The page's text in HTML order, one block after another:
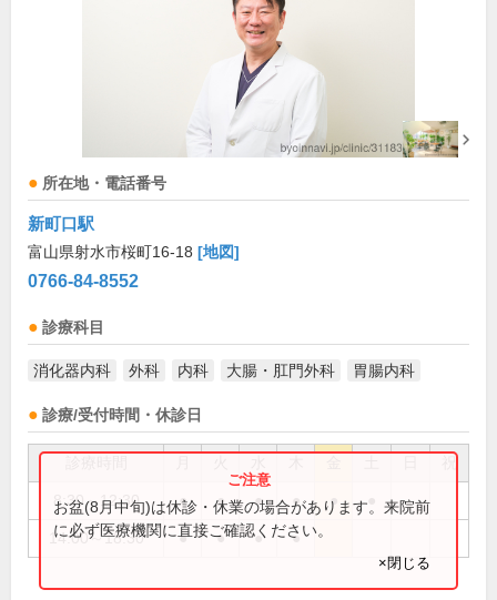
所在地・電話番号
新町口駅
富山県射水市桜町16-18 [地図]
0766-84-8552
診療科目
消化器内科 外科 内科 大腸・肛門外科 胃腸内科
診療/受付時間・休診日
8:30～12:30 ● ● ● ● ●
14:00～18:30 ● ● ● ●
お盆(8月中旬)は休診・休業の場合があります。来院前
に必ず医療機関に直接ご確認ください。
×閉じる